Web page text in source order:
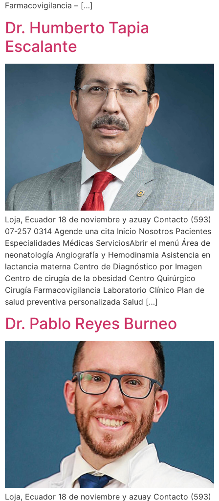
Farmacovigilancia – […]
Dr. Humberto Tapia
Escalante
Loja, Ecuador 18 de noviembre y azuay Contacto (593)
07-257 0314 Agende una cita Inicio Nosotros Pacientes
Especialidades Médicas ServiciosAbrir el menú Área de
neonatología Angiografía y Hemodinamia Asistencia en
lactancia materna Centro de Diagnóstico por Imagen
Centro de cirugía de la obesidad Centro Quirúrgico
Cirugía Farmacovigilancia Laboratorio Clínico Plan de
salud preventiva personalizada Salud […]
Dr. Pablo Reyes Burneo
Loja, Ecuador 18 de noviembre y azuay Contacto (593)